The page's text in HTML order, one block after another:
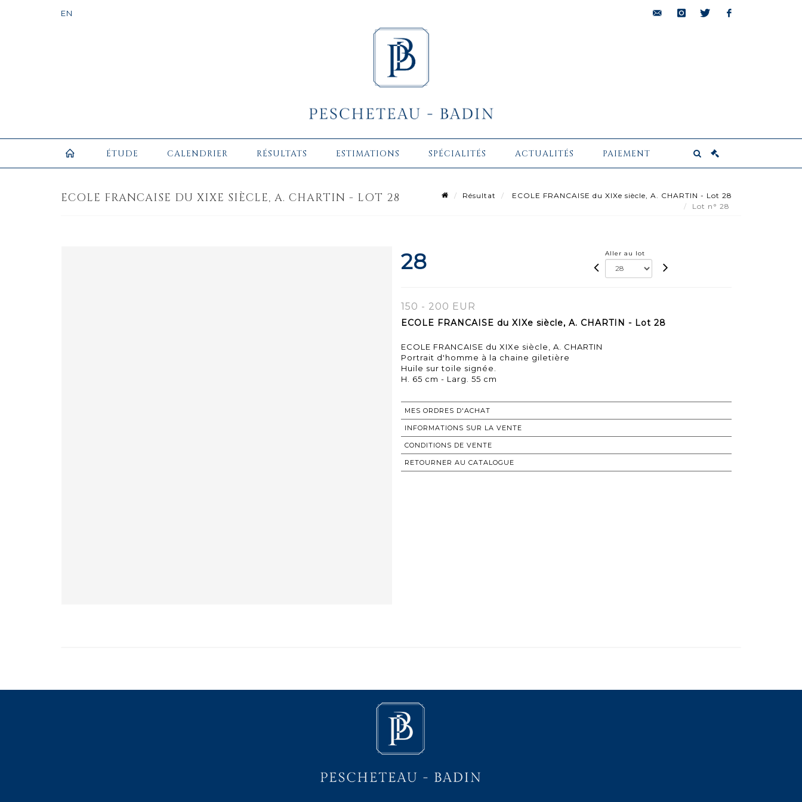
ÉTUDE CALENDRIER RÉSULTATS ESTIMATIONS SPÉCIALITÉS ACTUALITÉS PAIEMENT
ECOLE FRANCAISE DU XIXE SIÈCLE, A. CHARTIN - LOT 28 Résultat
ECOLE FRANCAISE du XIXe siècle, A. CHARTIN - Lot 28
Lot n° 28
28 Aller au lot
150 - 200 EUR
ECOLE FRANCAISE du XIXe siècle, A. CHARTIN - Lot 28
ECOLE FRANCAISE du XIXe siècle, A. CHARTIN
Portrait d'homme à la chaine giletière
Huile sur toile signée.
H. 65 cm - Larg. 55 cm
MES ORDRES D'ACHAT
INFORMATIONS SUR LA VENTE
CONDITIONS DE VENTE
RETOURNER AU CATALOGUE